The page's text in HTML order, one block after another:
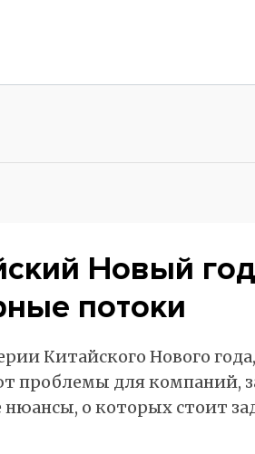
Новый
потоки
Китайского Нового
проблемы для компаний,
нюансы, о которых стоит